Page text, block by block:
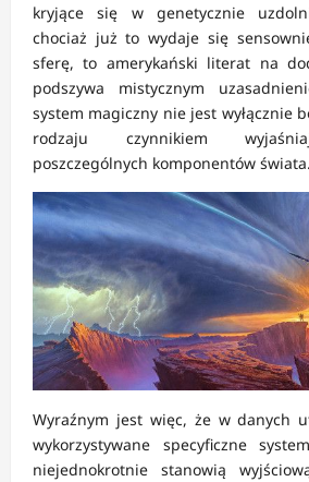
kryjące się w genetycznie
chociaż już to wydaje się
sferę, to amerykański literat na
podszywa mistycznym
system magiczny nie jest wyłącznie
rodzaju czynnikiem
poszczególnych komponentów świata.
Wyraźnym jest więc, że w danych
wykorzystywane specyficzne
niejednokrotnie stanowią